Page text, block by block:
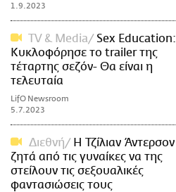
1.9.2023
TV & Media
Sex Education:
Κυκλοφόρησε το trailer της
τέταρτης σεζόν- Θα είναι η
τελευταία
LifO Newsroom
5.7.2023
Διεθνή
Η Τζίλιαν Άντερσον
ζητά από τις γυναίκες να της
στείλουν τις σεξουαλικές
φαντασιώσεις τους